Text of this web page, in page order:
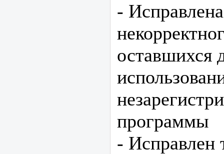
-
оставшихся
программы
- Исправлен